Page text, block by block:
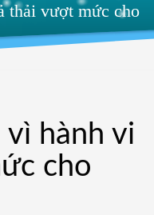
thải vượt mức cho
hành vi
cho